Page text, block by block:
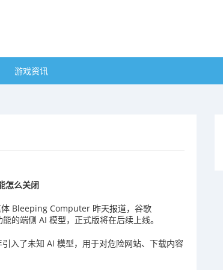
游戏资讯
怎么关闭
Bleeping Computer 昨天报道，谷歌
的端侧 AI 模型，正式版将在后续上线。
入了未知 AI 模型，用于对危险网站、下载内容